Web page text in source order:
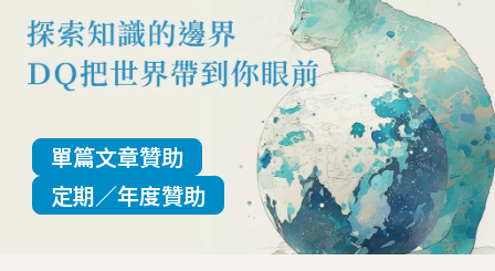
單篇文章贊助
定期／年度贊助